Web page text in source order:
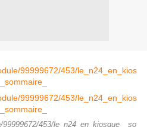
453/le_n24_en_kiosque__so